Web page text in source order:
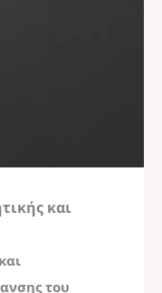
και
του